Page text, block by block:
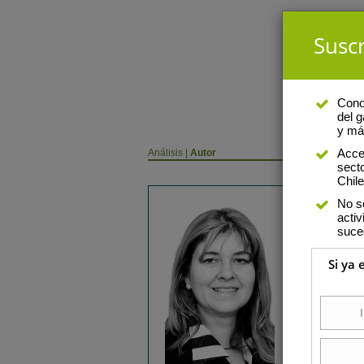
Análisis Autor
Gabriela
Es licenciada en
del
y
No
Si ya